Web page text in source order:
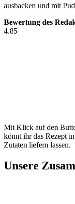
ausbacken und mit
Bewertung des
4.85
Mit Klick auf den
könnt ihr das Rezept
Zutaten liefern lassen.
Unsere